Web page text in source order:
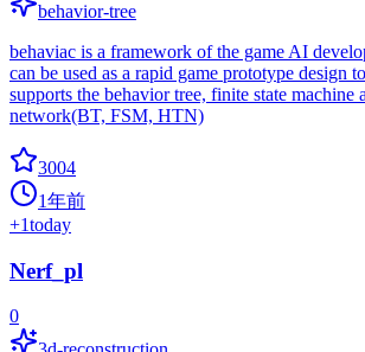
behavior-tree
behaviac is a framework of the game AI
can be used as a rapid game prototype design
supports the behavior tree, finite state machine
network(BT, FSM, HTN)
3004
1年前
+1today
Nerf_pl
0